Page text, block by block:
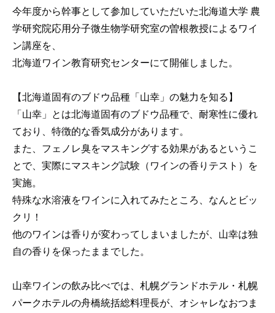
今年度から幹事として参加していただいた北海道大学 農
学研究院応用分子微生物学研究室の曽根教授によるワイ
ン講座を、
北海道ワイン教育研究センターにて開催しました。
【北海道固有のブドウ品種「山幸」の魅力を知る】
「山幸」とは北海道固有のブドウ品種で、耐寒性に優れ
ており、特徴的な香気成分があります。
また、フェノレ臭をマスキングする効果があるというこ
とで、実際にマスキング試験（ワインの香りテスト）を
実施。
特殊な水溶液をワインに入れてみたところ、なんとビッ
クリ！
他のワインは香りが変わってしまいましたが、山幸は独
自の香りを保ったままでした。
山幸ワインの飲み比べでは、 札幌グランドホテル・札幌
パークホテルの舟橋統括総料理長が、オシャレなおつま
２０２３年度 賞味会2024/2/26
第１８回セミナー「農林産部会」2024/1/19
第１７回セミナー「酪農畜産部会」2023/10/13
アウトドア飯 2023年
第１６回セミナー「水産部会」2023/7/20
２０２２年度 賞味会2023/3/2
アウトドア飯 2022年
第１５回セミナー「これからの北海道の食文化」2022/11/11
深江園子の「ほっかいどう食文化研究室」2022年
第１４回オンラインセミナー「北海道米 米粉」2022/1/5
アウトドア飯 2021年秋編
アウトドア飯 2021年夏編
第１３回オンラインセミナー「北海道米」2021/7/26
シェフのおうちレシピ2020年